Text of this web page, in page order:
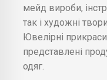
мейд вироби,
так і художні
Ювелірні
представлені
одяг.